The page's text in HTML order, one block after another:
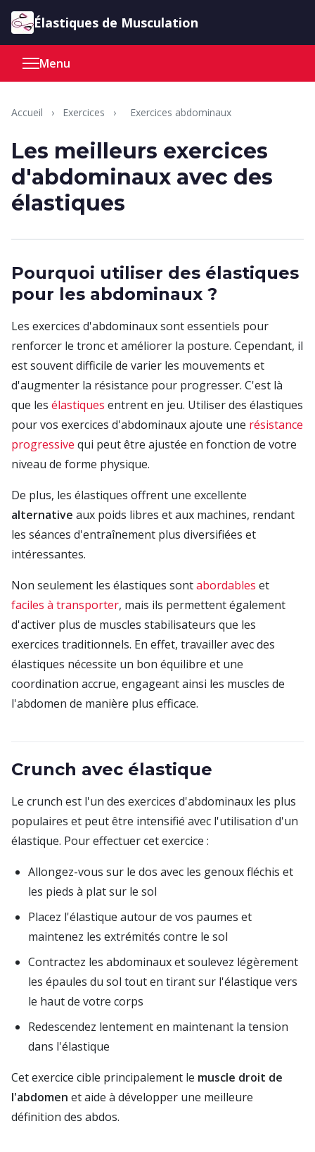
Aller au contenu
Élastiques de Musculation
Menu
Accueil › Exercices › Exercices abdominaux
Les meilleurs exercices
d'abdominaux avec des
élastiques
Pourquoi utiliser des élastiques
pour les abdominaux ?
Les exercices d'abdominaux sont essentiels pour
renforcer le tronc et améliorer la posture. Cependant, il
est souvent difficile de varier les mouvements et
d'augmenter la résistance pour progresser. C'est là
que les élastiques entrent en jeu. Utiliser des élastiques
pour vos exercices d'abdominaux ajoute une résistance
progressive qui peut être ajustée en fonction de votre
niveau de forme physique.
De plus, les élastiques offrent une excellente
alternative aux poids libres et aux machines, rendant
les séances d'entraînement plus diversifiées et
intéressantes.
Non seulement les élastiques sontabordables et
faciles à transporter, mais ils permettent également
d'activer plus de muscles stabilisateurs que les
exercices traditionnels. En effet, travailler avec des
élastiques nécessite un bon équilibre et une
coordination accrue, engageant ainsi les muscles de
l'abdomen de manière plus efficace.
Crunch avec élastique
Le crunch est l'un des exercices d'abdominaux les plus
populaires et peut être intensifié avec l'utilisation d'un
élastique. Pour effectuer cet exercice :
Allongez-vous sur le dos avec les genoux fléchis et
les pieds à plat sur le sol
Placez l'élastique autour de vos paumes et
maintenez les extrémités contre le sol
Contractez les abdominaux et soulevez légèrement
les épaules du sol tout en tirant sur l'élastique vers
le haut de votre corps
Redescendez lentement en maintenant la tension
dans l'élastique
Cet exercice cible principalement le muscle droit de
l'abdomen et aide à développer une meilleure
définition des abdos.